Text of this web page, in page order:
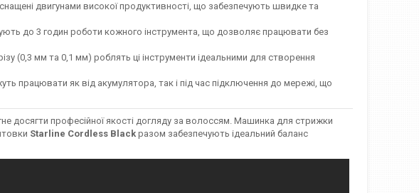
двигунами високої продуктивності, що забезпечують швидке та
до 3 годин роботи кожного інструмента, що дозволяє працювати без
(0,3 мм та 0,1 мм) роблять ці інструменти ідеальними для створення
працювати як від акумулятора, так і під час підключення до мережі, що
досягти професійної якості догляду за волоссям. Машинка для стрижки
Starline Cordless Black разом забезпечують ідеальний баланс